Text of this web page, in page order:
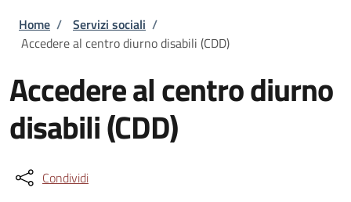
Briciole di pane
Home / Servizi sociali /
Accedere al centro diurno disabili (CDD)
Accedere al centro diurno
disabili (CDD)
Condividi